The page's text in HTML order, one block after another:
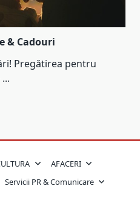
& Cadouri
Pregătirea pentru
...
AFACERI
Servicii PR & Comunicare